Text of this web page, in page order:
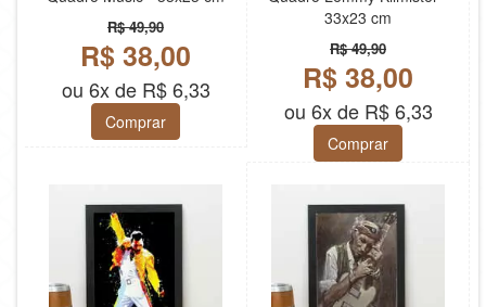
R$ 49,90
R$ 38,00
ou 6x de R$ 6,33
Comprar
33x23 cm
R$ 49,90
R$ 38,00
ou 6x de R$ 6,33
Comprar